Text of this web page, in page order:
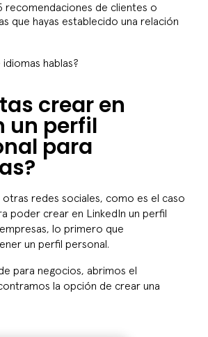
recomendaciones de clientes o
que hayas establecido una relación
idiomas hablas?
crear en
un perfil
para
redes sociales, como es el caso
poder crear en LinkedIn un perfil
lo primero que
un perfil personal.
para negocios, abrimos el
la opción de crear una